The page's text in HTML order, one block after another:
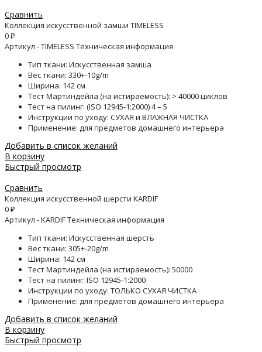
Сравнить
Коллекция искусственной замши TIMELESS
0₽
Артикул - TIMELESS Техническая информация
Тип ткани: Искусственная замша
Вес ткани: 330+-10g/m
Ширина: 142 см
Тест Мартиндейла (на истираемость): > 40000 циклов
Тест на пилинг: (ISO 12945-1:2000) 4 – 5
Инструкции по уходу: СУХАЯ и ВЛАЖНАЯ ЧИСТКА
Применение: для предметов домашнего интерьера
Добавить в список желаний
В корзину
Быстрый просмотр
Сравнить
Коллекция искусственной шерсти KARDIF
0₽
Артикул - KARDIF Техническая информация
Тип ткани: Искусственная шерсть
Вес ткани: 305+-20g/m
Ширина: 142 см
Тест Мартиндейла (на истираемость): 50000
Тест на пилинг: ISO 12945-1:2000
Инструкции по уходу: ТОЛЬКО СУХАЯ ЧИСТКА
Применение: для предметов домашнего интерьера
Добавить в список желаний
В корзину
Быстрый просмотр